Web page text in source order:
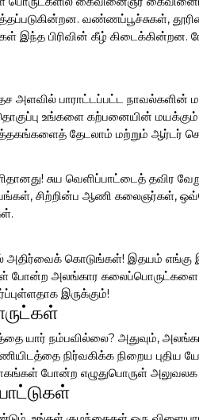
வண்ணப்பூச்சுகள்,
இந்த பிரிவின் கீழ் கிடைக்கின்றன.
அளவில் பாராட்டப்பட்ட நாவல்களின்
உங்களை கற்பனையின் மயக்கும்
தேடலாம் மற்றும் ஆர்டர்
சுய வெளிப்பாட்டைத் தவிர
சிற்றின்ப ஆணி கலைஞர்கள்,
கொடுங்கள்! இதயம் எங்கு
போன்ற அலங்கார
இருக்கும்!
யார் நம்பவில்லை? அதுவும்,
நிர்வகிக்க நிறைய
போன்ற எழுதுபொருள்